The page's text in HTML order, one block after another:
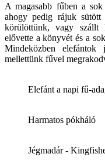
A magasabb fűben a
ahogy pedig rájuk
körülöttünk, vagy
elővette a könyvét és a
Mindeközben
mellettünk fűvel
Elefánt a napi fű-
Harmatos pókháló
Jégmadár -